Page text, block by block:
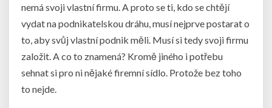
nemá svoji vlastní firmu. A proto se ti, kdo se chtějí
vydat na podnikatelskou dráhu, musí nejprve postarat o
to, aby svůj vlastní podnik měli. Musí si tedy svoji firmu
založit. A co to znamená? Kromě jiného i potřebu
sehnat si pro ni nějaké firemní sídlo. Protože bez toho
to nejde.